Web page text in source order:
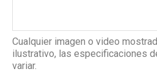
Cualquier imagen o video
ilustrativo, las especificaciones
variar.